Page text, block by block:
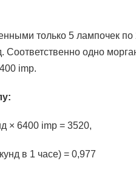
только 5 лампочек по
Соответственно одно
imp.
× 6400 imp = 3520,
в 1 часе) = 0,977